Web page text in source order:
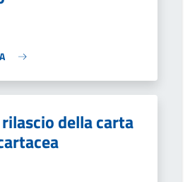
della carta